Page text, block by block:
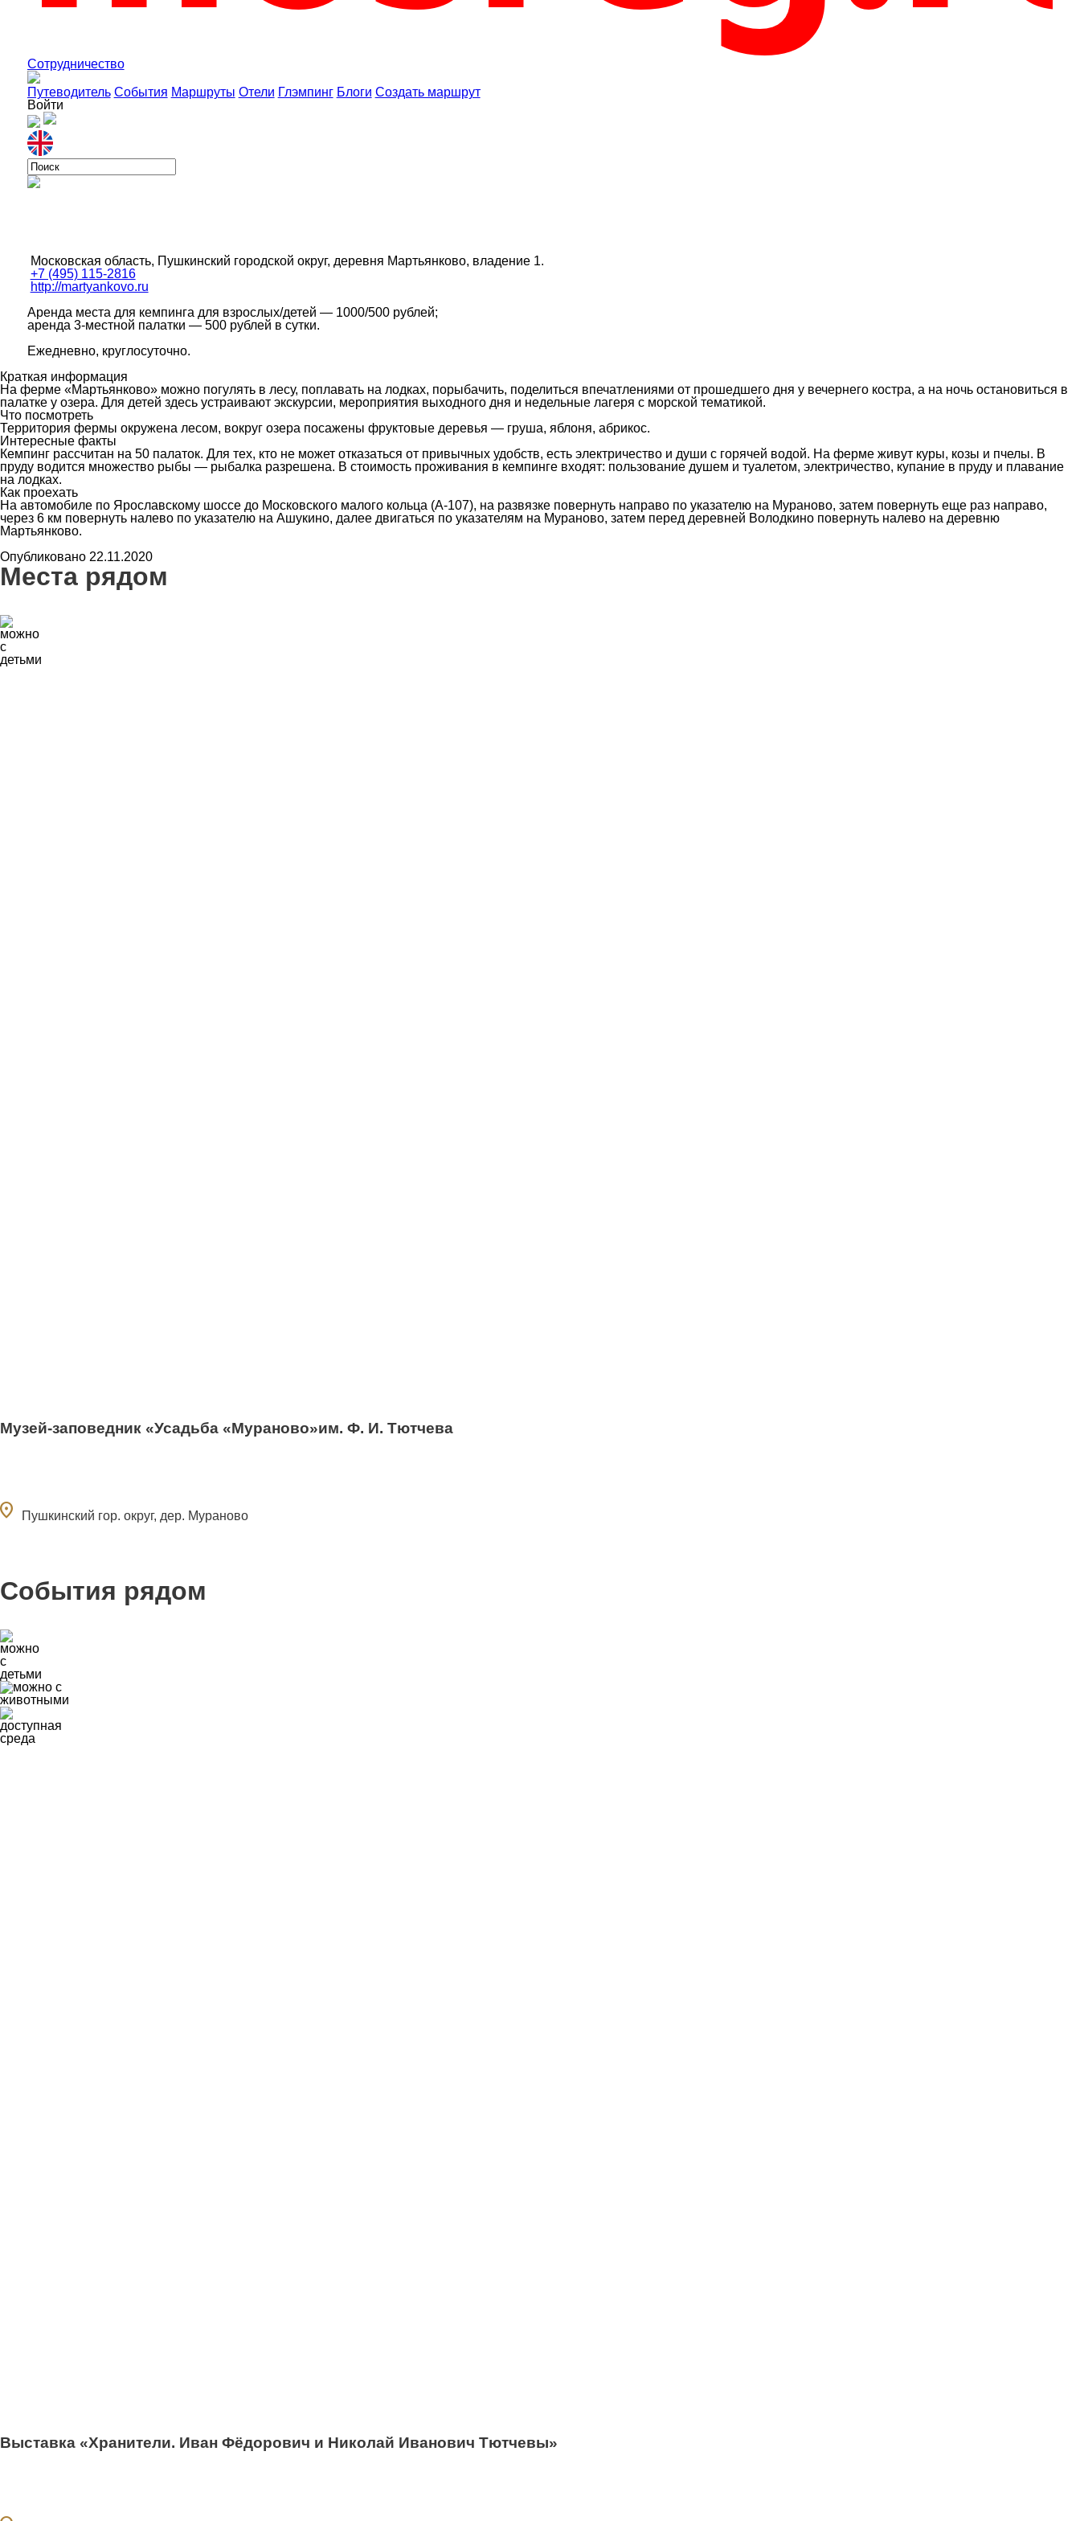
Сотрудничество
Путеводитель События Маршруты Отели Глэмпинг Блоги Создать маршрут
Войти
Московская область, Пушкинский городской округ, деревня Мартьянково, владение 1.
+7 (495) 115-2816
http://martyankovo.ru
Аренда места для кемпинга для взрослых/детей — 1000/500 рублей;
аренда 3-местной палатки — 500 рублей в сутки.
Ежедневно, круглосуточно.
Краткая информация
На ферме «Мартьянково» можно погулять в лесу, поплавать на лодках, порыбачить, поделиться впечатлениями от прошедшего дня у вечернего костра, а на ночь остановиться в
палатке у озера. Для детей здесь устраивают экскурсии, мероприятия выходного дня и недельные лагеря с морской тематикой.
Что посмотреть
Территория фермы окружена лесом, вокруг озера посажены фруктовые деревья — груша, яблоня, абрикос.
Интересные факты
Кемпинг рассчитан на 50 палаток. Для тех, кто не может отказаться от привычных удобств, есть электричество и души с горячей водой. На ферме живут куры, козы и пчелы. В
пруду водится множество рыбы — рыбалка разрешена. В стоимость проживания в кемпинге входят: пользование душем и туалетом, электричество, купание в пруду и плавание
на лодках.
Как проехать
На автомобиле по Ярославскому шоссе до Московского малого кольца (А-107), на развязке повернуть направо по указателю на Мураново, затем повернуть еще раз направо,
через 6 км повернуть налево по указателю на Ашукино, далее двигаться по указателям на Мураново, затем перед деревней Володкино повернуть налево на деревню
Мартьянково.
Опубликовано 22.11.2020
Места рядом
Музей-заповедник «Усадьба «Мураново»им. Ф. И. Тютчева
Пушкинский гор. округ, дер. Мураново
События рядом
Выставка «Хранители. Иван Фёдорович и Николай Иванович Тютчевы»